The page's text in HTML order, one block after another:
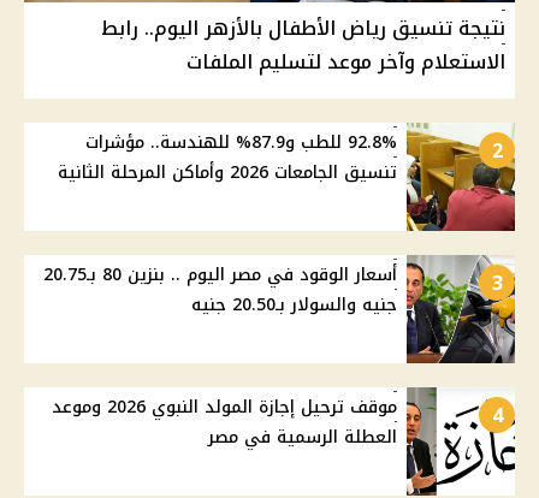
نتيجة تنسيق رياض الأطفال بالأزهر اليوم.. رابط
الاستعلام وآخر موعد لتسليم الملفات
2
92.8% للطب و87.9% للهندسة.. مؤشرات
تنسيق الجامعات 2026 وأماكن المرحلة الثانية
3
أسعار الوقود في مصر اليوم .. بنزين 80 بـ20.75
جنيه والسولار بـ20.50 جنيه
4
موقف ترحيل إجازة المولد النبوي 2026 وموعد
العطلة الرسمية في مصر